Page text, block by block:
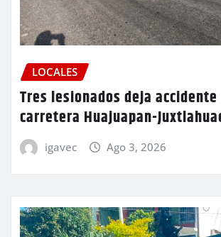
LOCALES
Tres lesionados deja accidente
carretera Huajuapan-
igavec Ago 3, 2026